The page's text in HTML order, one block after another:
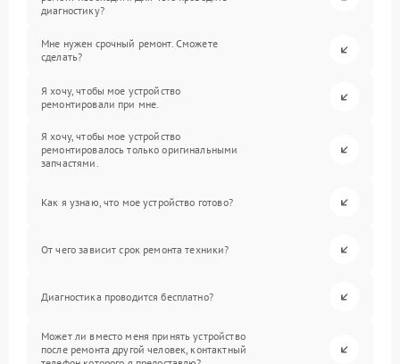
диагностику?
Мне нужен срочный ремонт. Сможете
сделать?
Я хочу, чтобы мое устройство
ремонтировали при мне.
Я хочу, чтобы мое устройство
ремонтировалось только оригинальными
запчастями.
Как я узнаю, что мое устройство готово?
От чего зависит срок ремонта техники?
Диагностика проводится бесплатно?
Может ли вместо меня принять устройство
после ремонта другой человек, контактный